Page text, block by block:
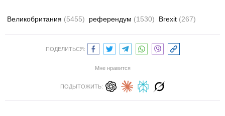
Великобритания (5455) референдум (1530) Brexit (267)
ПОДЕЛИТЬСЯ:
Мне нравится
ПОДЫТОЖИТЬ: